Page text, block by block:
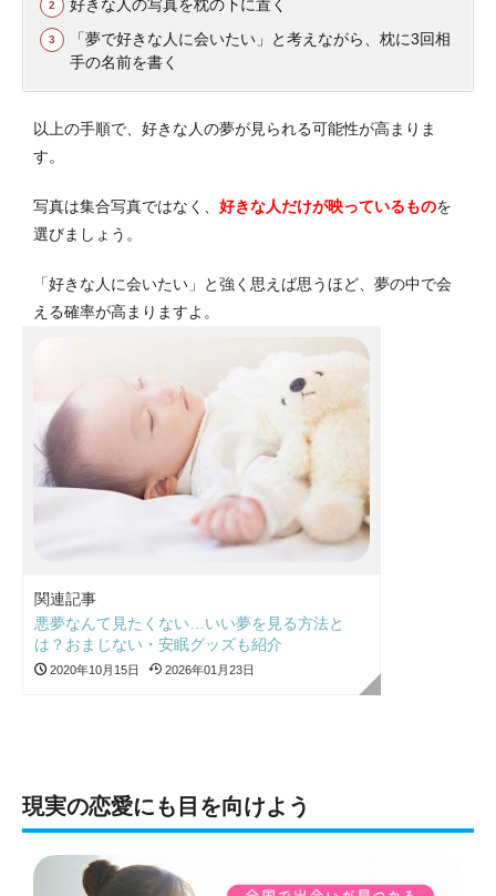
好きな人の写真を枕の下に置く
「夢で好きな人に会いたい」と考えながら、枕に3回相
手の名前を書く
以上の手順で、好きな人の夢が見られる可能性が高まりま
す。
写真は集合写真ではなく、 好きな人だけが映っているものを
選びましょう。
「好きな人に会いたい」と強く思えば思うほど、夢の中で会
える確率が高まりますよ。
関連記事
悪夢なんて見たくない…いい夢を見る方法と
は？おまじない・安眠グッズも紹介
2020年10月15日 2026年01月23日
現実の恋愛にも目を向けよう